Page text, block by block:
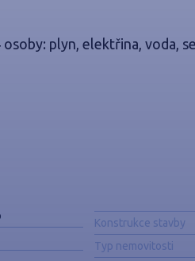
plyn, elektřina, voda,
Konstrukce stavby
Typ nemovitosti